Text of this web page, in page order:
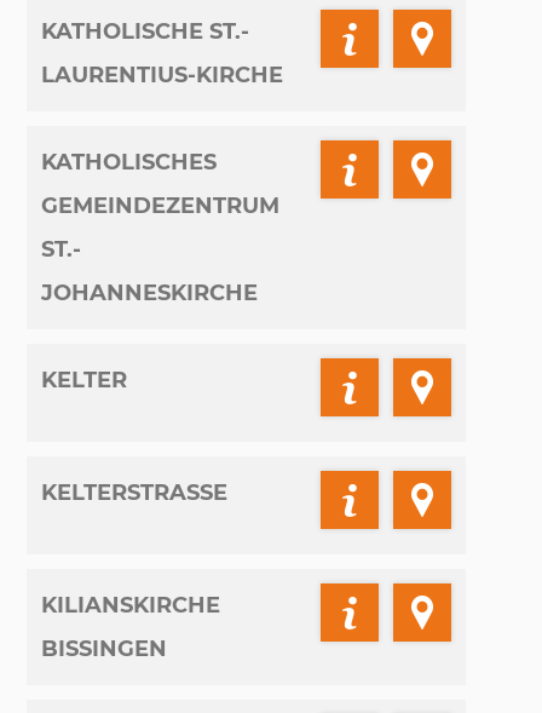
KATHOLISCHE ST.-
LAURENTIUS-KIRCHE
KATHOLISCHES
GEMEINDEZENTRUM
ST.-
JOHANNESKIRCHE
KELTER
KELTERSTRASSE
KILIANSKIRCHE
BISSINGEN